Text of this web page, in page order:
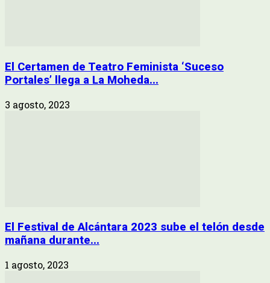
El Certamen de Teatro Feminista ‘Suceso
Portales’ llega a La Moheda...
3 agosto, 2023
El Festival de Alcántara 2023 sube el telón desde
mañana durante...
1 agosto, 2023